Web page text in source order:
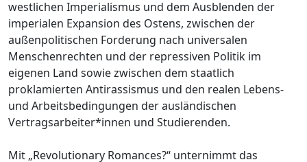
westlichen Imperialismus und dem Ausblenden der
imperialen Expansion des Ostens, zwischen der
außenpolitischen Forderung nach universalen
Menschenrechten und der repressiven Politik im
eigenen Land sowie zwischen dem staatlich
proklamierten Antirassismus und den realen Lebens-
und Arbeitsbedingungen der ausländischen
Vertragsarbeiter*innen und Studierenden.
Mit „Revolutionary Romances?“ unternimmt das